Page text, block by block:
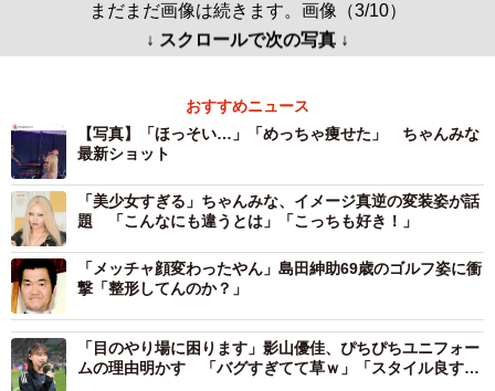
まだまだ画像は続きます。画像（3/10）
↓ スクロールで次の写真 ↓
おすすめニュース
【写真】「ほっそい…」「めっちゃ痩せた」 ちゃんみな
最新ショット
「美少女すぎる」ちゃんみな、イメージ真逆の変装姿が話
題 「こんなにも違うとは」「こっちも好き！」
「メッチャ顔変わったやん」島田紳助69歳のゴルフ姿に衝
撃「整形してんのか？」
「目のやり場に困ります」影山優佳、ぴちぴちユニフォー
ムの理由明かす 「バグすぎてて草ｗ」「スタイル良す